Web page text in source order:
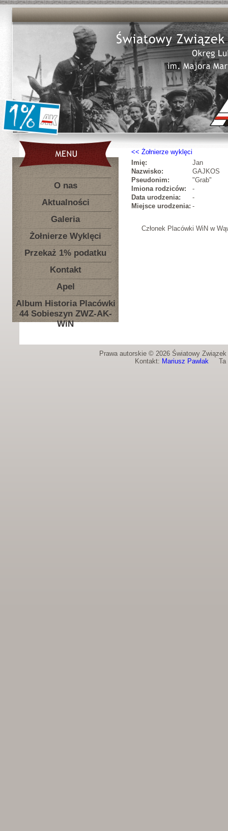
O nas
Aktualności
Galeria
Żołnierze Wyklęci
Przekaż 1% podatku
Kontakt
Apel
Album Historia Placówki
44 Sobieszyn ZWZ-AK-
WiN
Żołnierze wyklęci
Imię:
Jan
Nazwisko:
GAJKOS
Pseudonim:
"Grab"
Imiona rodziców:
-
Data urodzenia:
-
Miejsce urodzenia: -
Członek Placówki WiN w
Prawa autorskie © 2026 Światowy
Kontakt: Mariusz PawlakTa